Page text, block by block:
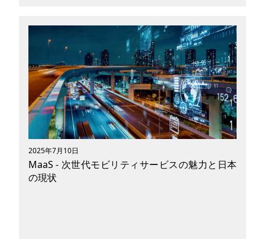
2023年の道路交通法改正で「特定小型原動機付
自転車（特定小型原付）」という新区分が登場
し、電動キックボードや電動自転車との違いに戸
惑う人も多いはず。この記事では、特定小型原付
の定義から、他の乗り物との比較、必要な免許、
交通ルール、注意点まで、交通ルールを守って安
全に乗りたいあなたの疑問を解消します。
2025年7月10日
MaaS - 次世代モビリティサービスの魅力と日本
の現状